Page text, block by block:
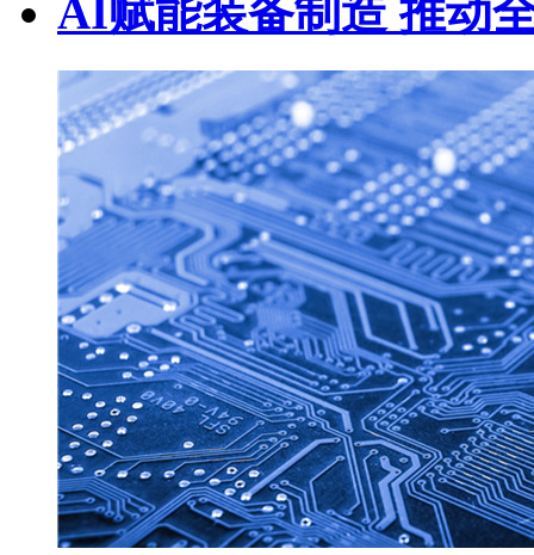
AI赋能装备制造 推动